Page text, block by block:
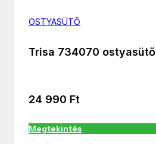
OSTYASÜTŐ
Trisa 734070 ostyasütő
24 990 Ft
Megtekintés